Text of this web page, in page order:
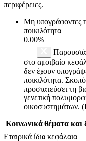
περιφέρειες.
Μη υπογράφοντες
ποικιλότητα
0.00%
στο αμοιβαίο
δεν έχουν
ποικιλότητα.
προστατεύσει τη
γενετική
οικοσυστημάτων.
Κοινωνικά θέματα και
Εταιρικά ίδια κεφάλαια